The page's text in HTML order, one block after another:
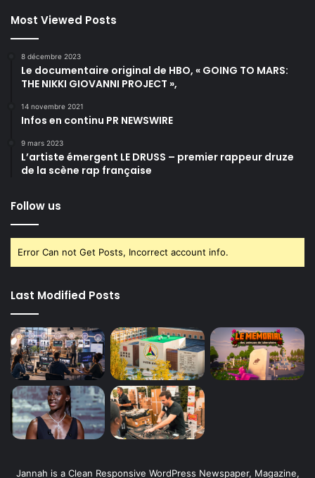
Most Viewed Posts
8 décembre 2023
Le documentaire original de HBO, « GOING TO MARS:
THE NIKKI GIOVANNI PROJECT »,
14 novembre 2021
Infos en continu PR NEWSWIRE
9 mars 2023
L’artiste émergent LE DRUSS – premier rappeur druze
de la scène rap française
Follow us
Error Can not Get Posts, Incorrect account info.
Last Modified Posts
Jannah is a Clean Responsive WordPress Newspaper, Magazine,